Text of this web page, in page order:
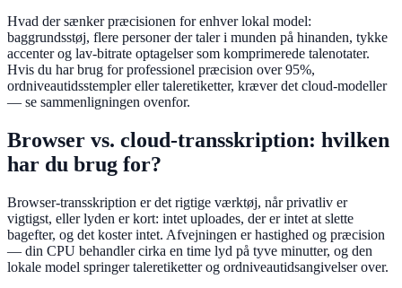
Hvad der sænker præcisionen for enhver lokal model:
baggrundsstøj, flere personer der taler i munden på hinanden, tykke
accenter og lav-bitrate optagelser som komprimerede talenotater.
Hvis du har brug for professionel præcision over 95%,
ordniveautidsstempler eller taleretiketter, kræver det cloud-modeller
— se sammenligningen ovenfor.
Browser vs. cloud-transskription: hvilken
har du brug for?
Browser-transskription er det rigtige værktøj, når privatliv er
vigtigst, eller lyden er kort: intet uploades, der er intet at slette
bagefter, og det koster intet. Afvejningen er hastighed og præcision
— din CPU behandler cirka en time lyd på tyve minutter, og den
lokale model springer taleretiketter og ordniveautidsangivelser over.